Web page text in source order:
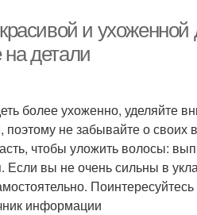
красивой и
детали
более ухоженно, уделяйте
поэтому не забывайте о
чтобы уложить волосы:
вы не очень сильны в
информации